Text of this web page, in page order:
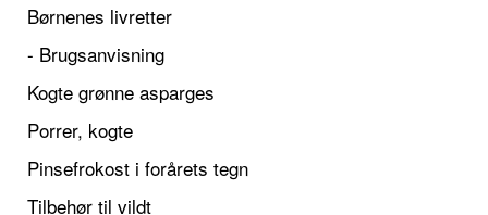
Børnenes livretter
- Brugsanvisning
Kogte grønne asparges
Porrer, kogte
Pinsefrokost i forårets tegn
Tilbehør til vildt